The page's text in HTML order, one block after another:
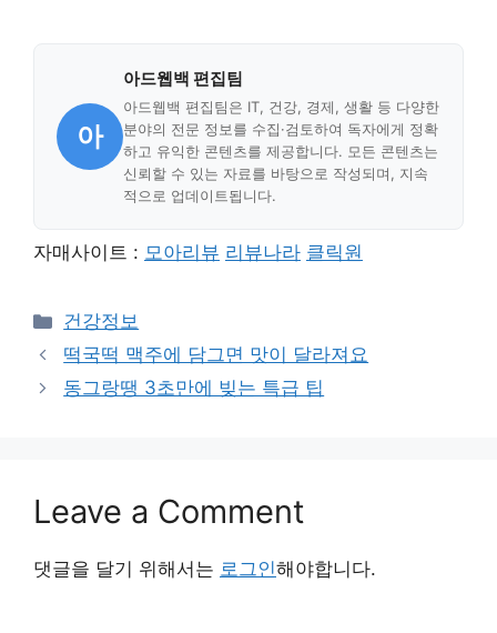
아
아드웹백 편집팀
아드웹백 편집팀은 IT, 건강, 경제, 생활 등 다양한
분야의 전문 정보를 수집·검토하여 독자에게 정확
하고 유익한 콘텐츠를 제공합니다. 모든 콘텐츠는
신뢰할 수 있는 자료를 바탕으로 작성되며, 지속
적으로 업데이트됩니다.
자매사이트 : 모아리뷰 리뷰나라 클릭원
Categories
건강정보
떡국떡 맥주에 담그면 맛이 달라져요
동그랑땡 3초만에 빚는 특급 팁
Leave a Comment
댓글을 달기 위해서는 로그인해야합니다.